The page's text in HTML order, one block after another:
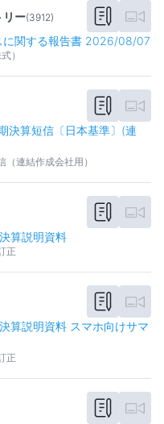
リー(3912)
に関する報告書 2026/08/07
）
算短信〔日本基準〕(連
連結作成会社用）
算説明資料
正
算説明資料 スマホ向けサマ
正